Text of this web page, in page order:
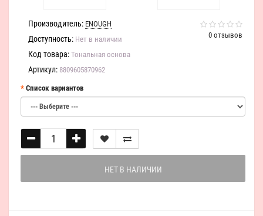
0 отзывов
Производитель: ENOUGH
Доступность: Нет в наличии
Код товара: Тональная основа
Артикул: 8809605870962
Список вариантов
НЕТ В НАЛИЧИИ